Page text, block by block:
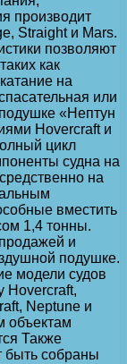
производит
Straight и Mars.
позволяют
как
на
или
«Нептун
Hovercraft и
цикл
судна на
на
вместить
1,4 тонны.
и
подушке.
модели судов
Hovercraft,
Neptune и
объектам
Также
быть собраны